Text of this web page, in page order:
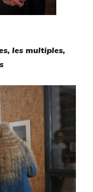
les multiples,